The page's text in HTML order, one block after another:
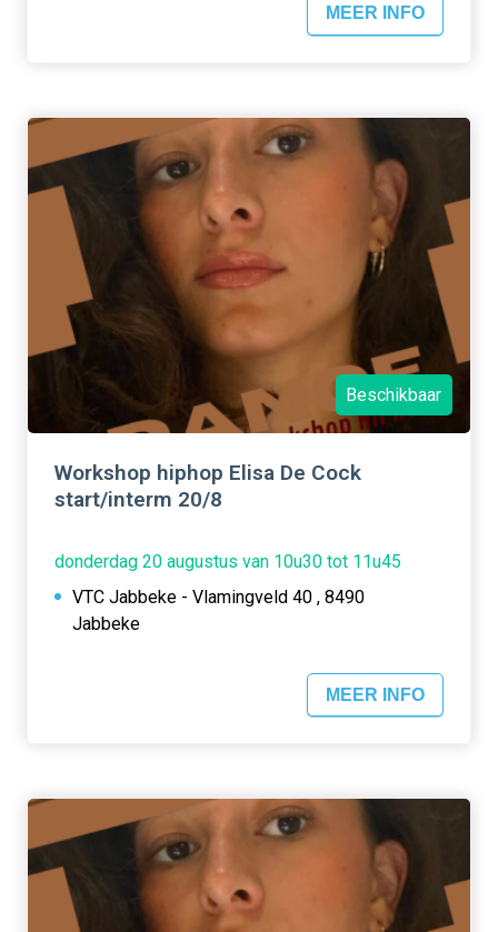
MEER INFO
Beschikbaar
Workshop hiphop Elisa De Cock
start/interm 20/8
donderdag 20 augustus van 10u30 tot 11u45
VTC Jabbeke - Vlamingveld 40 , 8490
Jabbeke
MEER INFO